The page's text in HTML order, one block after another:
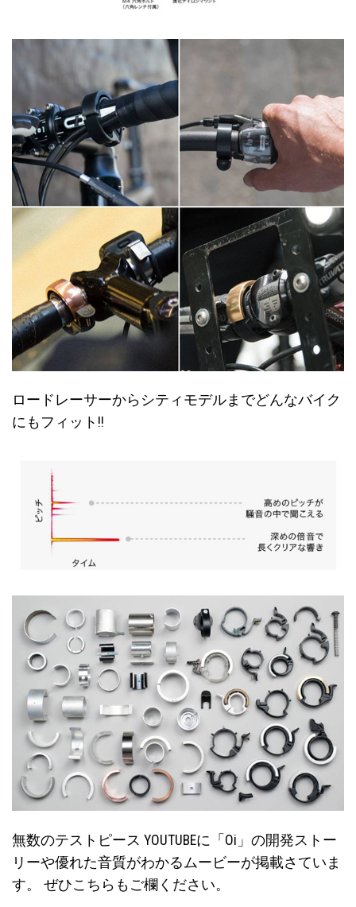
ロードレーサーからシティモデルまでどんなバイク
にもフィット!!
無数のテストピース YOUTUBEに「Oi」の開発ストー
リーや優れた音質がわかるムービーが掲載さていま
す。 ぜひこちらもご欄ください。